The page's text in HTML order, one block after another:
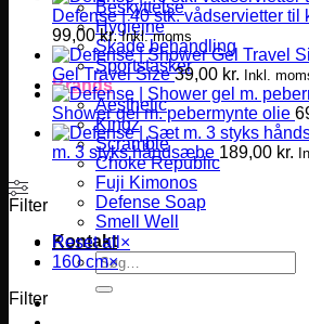
Beskyttelse
Hygiejne
Skade behandling
Sportstasker
Brands
Aesthetic
Kingz
Scramble
Choke Republic
Fuji Kimonos
Defense Soap
Smell Well
Kontakt
Søg
efter:
Defense | 40 stk. vådservietter til
99,00kr. Inkl. moms
Gel Travel Size 39,00 kr. Inkl.
Shower gel m. pebermynte olie
m. 3 styks håndsæbe 189,00 kr.
Filter
Reset all ×
160 cm×
Filter